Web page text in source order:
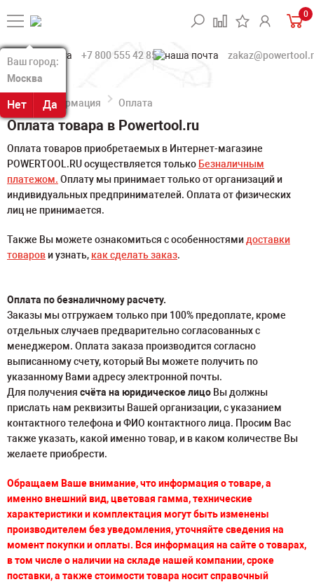
Ваш город:
Москва
Нет Да
Ваш город:
Москва
Нет Да
0
+7 800 555 42 85
Информация Оплата
Оплата товара в Powertool.ru
Оплата товаров приобретаемых в Интернет-магазине
POWERTOOL.RU осуществляется только Безналичным
платежом. Оплату мы принимает только от организаций и
индивидуальных предпринимателей. Оплата от физических
лиц не принимается.
Также Вы можете ознакомиться с особенностями доставки
товаров и узнать, как сделать заказ.
Оплата по безналичному расчету.
Заказы мы отгружаем только при 100% предоплате, кроме
отдельных случаев предварительно согласованных с
менеджером. Оплата заказа производится согласно
выписанному счету, который Вы можете получить по
указанному Вами адресу электронной почты.
Для получения счёта на юридическое лицо Вы должны
прислать нам реквизиты Вашей организации, с указанием
контактного телефона и ФИО контактного лица. Просим Вас
также указать, какой именно товар, и в каком количестве Вы
желаете приобрести.
Обращаем Ваше внимание, что информация о товаре, а
именновнешний вид, цветовая гамма, технические
характеристики и комплектация могут быть изменены
производителем без уведомления, уточняйте сведения на
момент покупки и оплаты. Вся информация на сайте о товарах,
в том числе о наличии на складе нашей компании, сроке
поставки, а также стоимости товара носит справочный